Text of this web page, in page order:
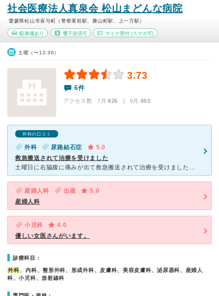
社会医療法人真泉会 松山まどんな病院
愛媛県松山市喜与町（警察署前駅、勝山町駅、上一万駅）
駐車場あり 電子決済可 マイナ受付 (スマホ可)
土曜（〜12:30）
3.73
6件
アクセス数 7月:626 | 6月:653
外科の口コミ
外科 尿路結石症
5.0
救急搬送されて治療を受けました
土曜日に右脇腹に痛みが出て救急搬送されて治療を受けました。救急車到着と同時に待ち受けていたナースが診察処置室に案内してくれて、医師の診察後、血液検査とCTスキャン検査があり、右側の尿管結石と診断され丁
産婦人科 出産
5.0
産婦人科
小児科
4.0
優しい女医さんがいます。
診療科目：
外科、内科、整形外科、形成外科、皮膚科、美容皮膚科、泌尿器科、産婦人
科、小児科、放射線科